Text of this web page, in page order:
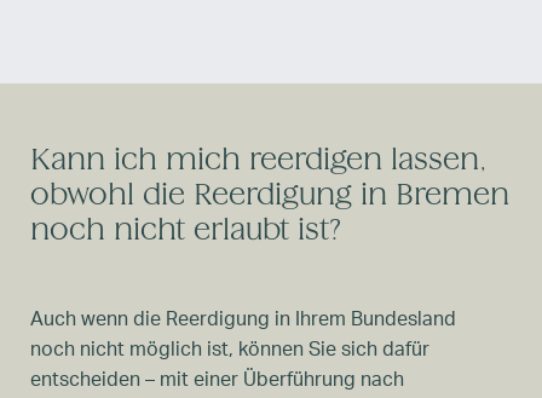
Kann ich mich reerdigen lassen,
obwohl die Reerdigung in Bremen
noch nicht erlaubt ist?
Auch wenn die Reerdigung in Ihrem Bundesland
noch nicht möglich ist, können Sie sich dafür
entscheiden – mit einer Überführung nach